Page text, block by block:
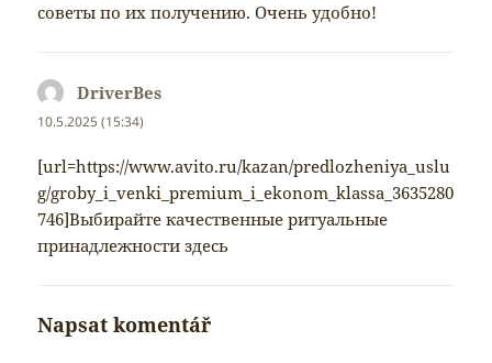
советы по их получению. Очень удобно!
DriverBes
10.5.2025 (15:34)
[url=https://www.avito.ru/kazan/predlozheniya_uslu
g/groby_i_venki_premium_i_ekonom_klassa_3635280
746]Выбирайте качественные ритуальные
принадлежности здесь
Napsat komentář